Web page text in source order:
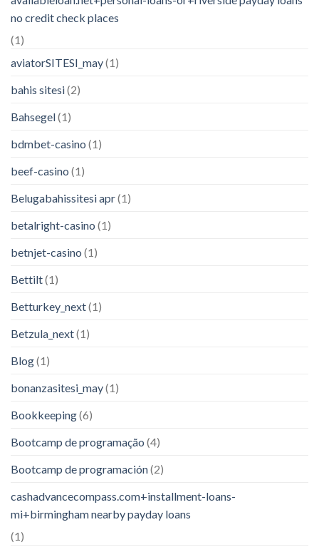
no credit check places
(1)
aviatorSITESI_may(1)
bahis sitesi(2)
Bahsegel(1)
bdmbet-casino (1)
beef-casino (1)
Belugabahissitesi apr(1)
betalright-casino (1)
betnjet-casino (1)
Bettilt(1)
Betturkey_next(1)
Betzula_next(1)
Blog(1)
bonanzasitesi_may(1)
Bookkeeping(6)
Bootcamp de programação (4)
Bootcamp de programación(2)
cashadvancecompass.com+installment-loans-
mi+birmingham nearby payday loans
(1)